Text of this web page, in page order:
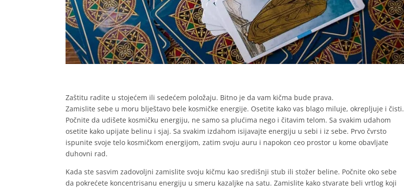
Zaštitu radite u stojećem ili sedećem položaju. Bitno je da vam kičma bude prava.
Zamislite sebe u moru blještavo bele kosmičke energije. Osetite kako vas blago miluje, okrepljuje i čisti.
Počnite da udišete kosmičku energiju, ne samo sa plućima nego i čitavim telom. Sa svakim udahom
osetite kako upijate belinu i sjaj. Sa svakim izdahom isijavajte energiju u sebi i iz sebe. Prvo čvrsto
ispunite svoje telo kosmičkom energijom, zatim svoju auru i napokon ceo prostor u kome obavljate
duhovni rad.
Kada ste sasvim zadovoljni zamislite svoju kičmu kao središnji stub ili stožer beline. Počnite oko sebe
da pokrećete koncentrisanu energiju u smeru kazaljke na satu. Zamislite kako stvarate beli vrtlog koji